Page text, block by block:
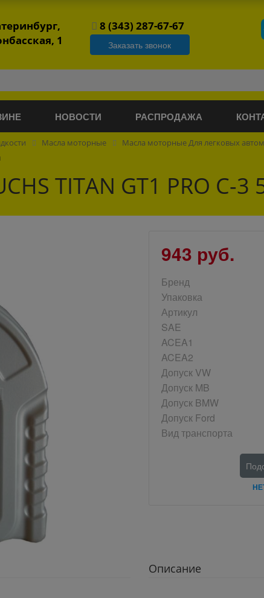
1
8 (343) 287-67-67
Заказать звонок
НОВОСТИ РАСПРОДАЖА
Масла моторные
Масла моторные Для легковых
TITAN GT1 PRO C-3
943 руб.
Бренд
Упаковка
Артикул
SAE
ACEA1
ACEA2
Допуск VW
Допуск MB
Допуск BMW
Допуск Ford
Вид транспорта
Описание